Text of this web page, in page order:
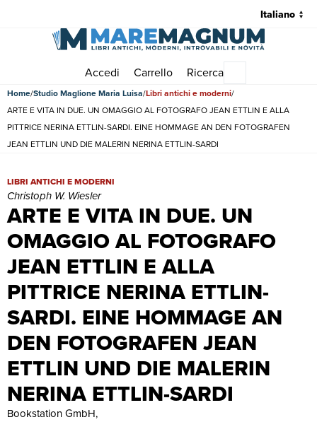
Accedi Carrello Ricerca
Home Studio Maglione Maria Luisa Libri antichi e moderni
ARTE E VITA IN DUE. UN OMAGGIO AL FOTOGRAFO JEAN ETTLIN E ALLA
PITTRICE NERINA ETTLIN-SARDI. EINE HOMMAGE AN DEN FOTOGRAFEN
JEAN ETTLIN UND DIE MALERIN NERINA ETTLIN-SARDI
ARTE E VITA IN DUE. UN
OMAGGIO AL FOTOGRAFO
JEAN ETTLIN E ALLA
PITTRICE NERINA ETTLIN-
SARDI. EINE HOMMAGE AN
DEN FOTOGRAFEN JEAN
ETTLIN UND DIE MALERIN
NERINA ETTLIN-SARDI
ARTE E VITA IN DUE. UN OMAGGIO AL FOTOGRAFO JEAN
LIBRI ANTICHI E MODERNI
Christoph W. Wiesler
Bookstation GmbH,